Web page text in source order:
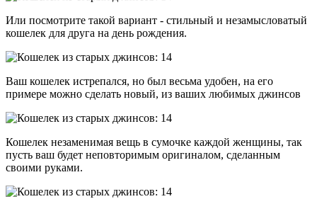
Или посмотрите такой вариант - стильный и незамысловатый
кошелек для друга на день рождения.
Ваш кошелек истрепался, но был весьма удобен, на его
примере можно сделать новый, из ваших любимых джинсов
Кошелек незаменимая вещь в сумочке каждой женщины, так
пусть ваш будет неповторимым оригиналом, сделанным
своими руками.